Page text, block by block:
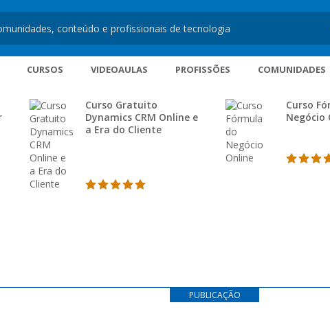
CURSOS VIDEOAULAS PROFISSÕES COMUNIDADES
Curso Gratuito
Dynamics CRM Online e
a Era do Cliente
Curso
Negócio
PUBLICAÇÃO